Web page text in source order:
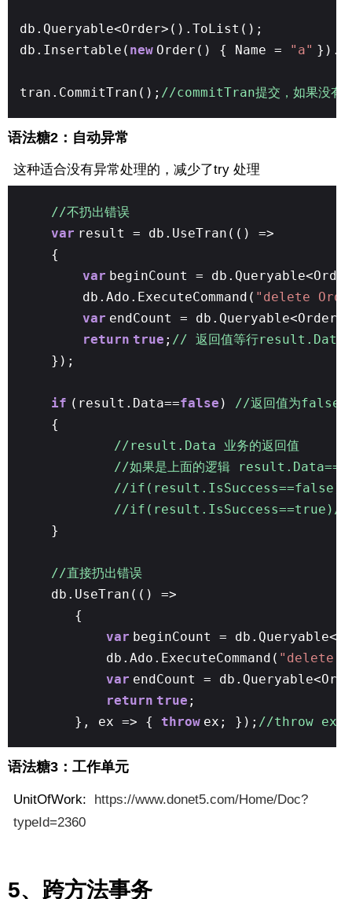
db.Queryable<Order>().ToList();
db.Insertable( new Order() { Name = "a"
tran.CommitTran(); //commitTran提交，如果没有
语法糖2：自动异常
这种适合没有异常处理的，减少了try 处理
//不扔出错误
var result = db.UseTran(() =>
{
var beginCount =
db.Ado.ExecuteCommand( "delete
var endCount =
return true ; // 返回值等行result.Data
});
if (result.Data==false ) //返回值为false
{
//result.Data 业务的返回值
//如果是上面的逻辑
//if(result.IsSuccess==false)//事
//if(result.IsSuccess==true)//事
}
//直接扔出错误
db.UseTran(() =>
{
var beginCount =
db.Ado.ExecuteCommand( "delete
var endCount =
return true ;
}, ex => { throw ex; }); //throw ex
语法糖3：工作单元
UnitOfWork: https://www.donet5.com/Home/Doc?
typeId=2360
5、跨方法事务